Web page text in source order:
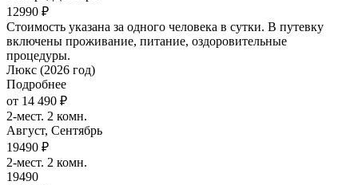
12990 ₽
Стоимость указана за одного человека в сутки. В путевку
включены проживание, питание, оздоровительные
процедуры.
Люкс (2026 год)
Подробнее
от 14 490 ₽
2-мест. 2 комн.
Август, Сентябрь
19490 ₽
2-мест. 2 комн.
19490